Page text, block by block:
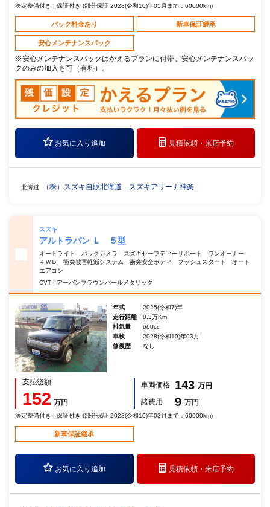
法定整備付き | 保証付き (部分保証 2028(令和10)年05月まで：60000km)
パック料金あり 新車保証継承
安心メンテナンスパック
※安心メンテナンスパックはかえるプランに付帯。安心メンテナンスパッ
クのみの加入も可（有料）。
お気に入り追加 見積依頼・来店予約
北海道 （株）スズキ自販北海道 スズキアリーナ神楽
スズキ
アルトラパン Ｌ ５型
オートライト バックカメラ スズキセーフティーサポート ワンオーナー
４ＷＤ 衝突被害軽減システム 衝突安全ボディ プッシュスタート オート
エアコン
CVT | アーバンブラウンパールメタリック
年式
2025(令和7)年
走行距離
0.3万Km
排気量
660cc
車検
2028(令和10)年03月
修復歴
なし
支払総額
152 万円
車両価格 143 万円
諸費用
9 万円
法定整備付き | 保証付き (部分保証 2028(令和10)年03月まで：60000km)
新車保証継承
お気に入り追加 見積依頼・来店予約